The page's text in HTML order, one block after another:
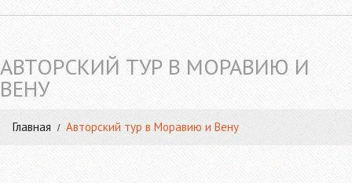
АВТОРСКИЙ ТУР В МОРАВИЮ И
ВЕНУ
Главная Авторский тур в Моравию и Вену